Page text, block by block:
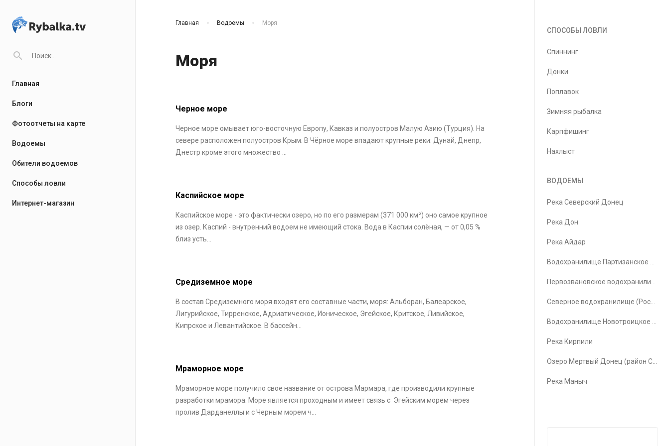
search
Главная
Блоги
Фотоотчеты на карте
Водоемы
Обители водоемов
Способы ловли
Интернет-магазин
Главная Водоемы Моря
Моря
Черное море
Черное море омывает юго-восточную Европу, Кавказ и полуостров Малую Азию (Турция). На
севере расположен полуостров Крым. В Чёрное море впадают крупные реки: Дунай, Днепр,
Днестр кроме этого множество ...
Каспийское море
Каспийское море - это фактически озеро, но по его размерам (371 000 км²) оно самое крупное
из озер. Каспий - внутренний водоем не имеющий стока. Вода в Каспии солёная, — от 0,05 %
близ усть...
Средиземное море
В состав Средиземного моря входят его составные части, моря: Альборан, Балеарское,
Лигурийское, Тирренское, Адриатическое, Ионическое, Эгейское, Критское, Ливийское,
Кипрское и Левантийское. В бассейн...
Мраморное море
Мраморное море получило свое название от острова Мармара, где производили крупные
разработки мрамора. Море является проходным и имеет связь с Эгейским морем через
пролив Дарданеллы и с Черным морем ч...
СПОСОБЫ ЛОВЛИ
Спиннинг
Донки
Поплавок
Зимняя рыбалка
Карпфишинг
Нахлыст
ВОДОЕМЫ
Река Северский Донец
Река Дон
Река Айдар
Река Кирпили
Река Маныч